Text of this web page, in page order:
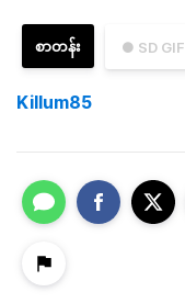
● SD GIF
စာတန်း
Killum85